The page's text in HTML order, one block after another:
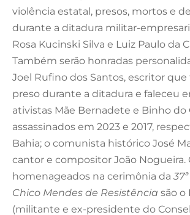
violência estatal, presos, mortos e
durante a ditadura militar-
Rosa Kucinski Silva e Luiz Paulo da
Também serão honradas
Joel Rufino dos Santos, escritor
preso durante a ditadura e faleceu
ativistas Mãe Bernadete e Binho do
assassinados em 2023 e 2017,
Bahia; o comunista histórico José
cantor e compositor João Nogueira.
homenageados na cerimônia da
Chico Mendes de Resistência são o
(militante e ex-presidente do